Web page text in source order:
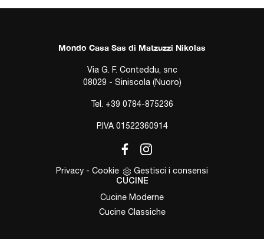
Mondo Casa Sas di Matzuzzi Nikolas
Via G. F. Conteddu, snc
08029 - Siniscola (Nuoro)
Tel. +39 0784-875236
P.IVA 01522360914
Privacy - Cookie Gestisci i consensi
CUCINE
Cucine Moderne
Cucine Classiche